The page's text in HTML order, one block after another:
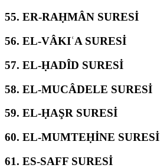
55. ER-RAḤMÂN SURESİ
56. EL-VÂKIʿA SURESİ
57. EL-ḤADÎD SURESİ
58. EL-MUCÂDELE SURESİ
59. EL-ḤAŞR SURESİ
60. EL-MUMTEḤİNE SURESİ
61. ES-SAFF SURESİ